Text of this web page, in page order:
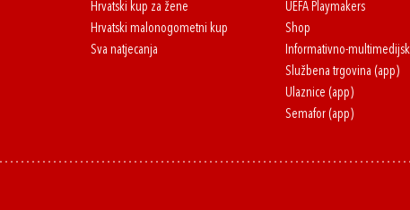
Hrvatski kup za žene
Hrvatski malonogometni kup
Sva natjecanja
UEFA Playmakers
Shop
Informativno-
Službena trgovina (app)
Ulaznice (app)
Semafor (app)